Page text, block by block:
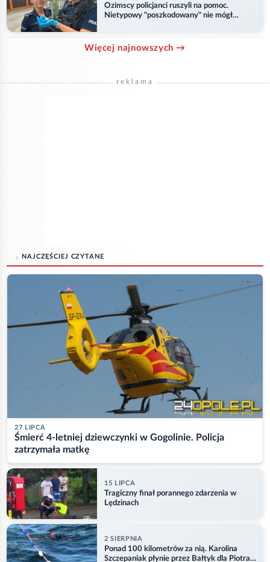
Ozimscy policjanci ruszyli na pomoc.
Nietypowy "poszkodowany" nie mógł
Więcej najnowszych →
reklama
NAJCZĘŚCIEJ CZYTANE
27 LIPCA
Śmierć 4-letniej dziewczynki w Gogolinie. Policja
zatrzymała matkę
15 LIPCA
Tragiczny finał porannego zdarzenia w
Lędzinach
2 SIERPNIA
Ponad 100 kilometrów za nią. Karolina
Szczepaniak płynie przez Bałtyk dla Piotra.